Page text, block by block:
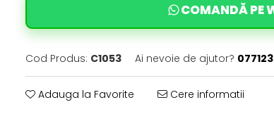
COMANDĂ PE
Cod Produs: C1053 Ai nevoie de ajutor?
Adauga la Favorite Cere informatii